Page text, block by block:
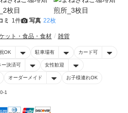
ミ 1件 写真 22枚
ット・食品・食材 雑貨
OK 駐車場有 カード可
ー決済可 女性歓迎
オーダーメイド お子様連れOK
1